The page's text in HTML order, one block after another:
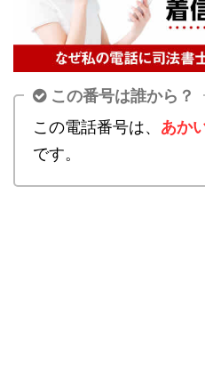
この番号は誰から？
この電話番号は、 あか
です。